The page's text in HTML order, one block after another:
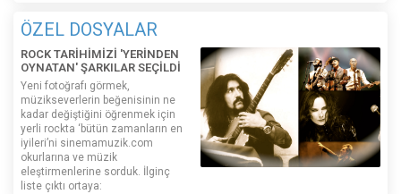
ÖZEL DOSYALAR
ROCK TARİHİMİZİ 'YERİNDEN
OYNATAN' ŞARKILAR SEÇİLDİ
Yeni fotoğrafı görmek,
müzikseverlerin beğenisinin ne
kadar değiştiğini öğrenmek için
yerli rockta ‘bütün zamanların en
iyileri’ni sinemamuzik.com
okurlarına ve müzik
eleştirmenlerine sorduk. İlginç
liste çıktı ortaya: